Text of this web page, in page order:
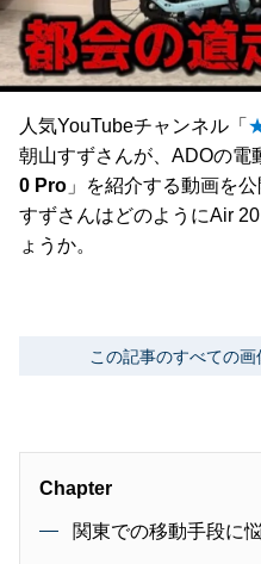
人気YouTubeチャンネル「
朝山すずさんが、ADOの電
0 Pro 」を紹介する動画を
すずさんはどのようにAir
ょうか。
この記事のすべての画
Chapter
関東での移動手段に